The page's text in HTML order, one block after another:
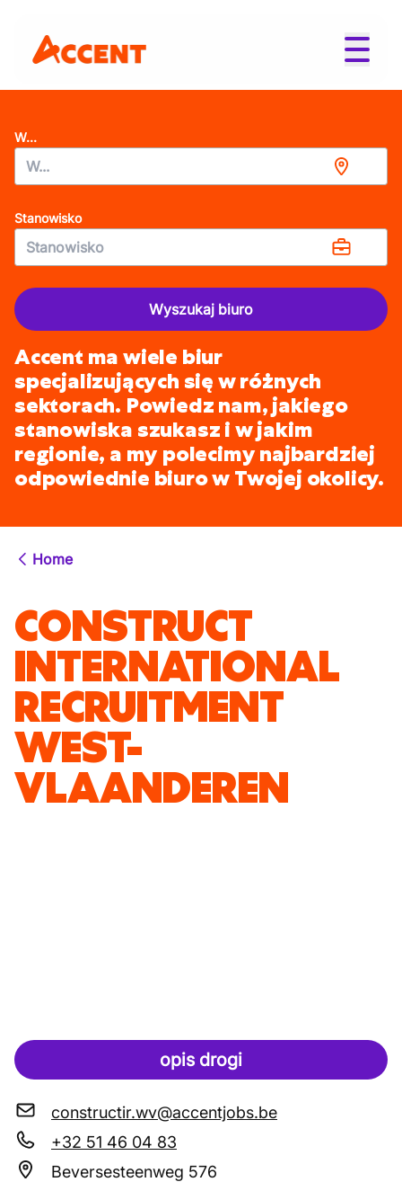
W...
Stanowisko
Wyszukaj biuro
Accent ma wiele biur
specjalizujących się w różnych
sektorach. Powiedz nam, jakiego
stanowiska szukasz i w jakim
regionie, a my polecimy najbardziej
odpowiednie biuro w Twojej okolicy.
Home
CONSTRUCT
INTERNATIONAL
RECRUITMENT
WEST-
VLAANDEREN
opis drogi
constructir.wv@accentjobs.be
+32 51 46 04 83
Beversesteenweg 576